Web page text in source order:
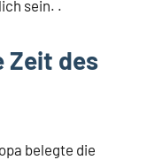
sein. .
Zeit des
belegte die